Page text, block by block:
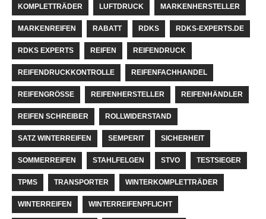
KOMPLETTRÄDER LUFTDRUCK MARKENHERSTELLER
MARKENREIFEN RABATT RDKS RDKS-EXPERTS.DE
RDKS EXPERTS REIFEN REIFENDRUCK
REIFENDRUCKKONTROLLE REIFENFACHHANDEL
REIFENGRÖSSE REIFENHERSTELLER REIFENHÄNDLER
REIFEN SCHREIBER ROLLWIDERSTAND
SATZ WINTERREIFEN SEMPERIT SICHERHEIT
SOMMERREIFEN STAHLFELGEN STVO TESTSIEGER
TPMS TRANSPORTER WINTERKOMPLETTRÄDER
WINTERREIFEN WINTERREIFENPFLICHT